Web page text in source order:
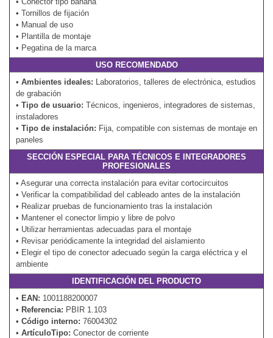
• Tornillos de fijación
• Manual de uso
• Plantilla de montaje
• Pegatina de la marca
USO RECOMENDADO
• Ambientes ideales: Laboratorios, talleres de electrónica, estudios
de grabación
• Tipo de usuario: Técnicos, ingenieros, integradores de sistemas,
instaladores
• Tipo de instalación: Fija, compatible con sistemas de montaje en
paneles
SECCIÓN ESPECIAL PARA TÉCNICOS E INTEGRADORES
PROFESIONALES
• Asegurar una correcta instalación para evitar cortocircuitos
• Verificar la compatibilidad del cableado antes de la instalación
• Realizar pruebas de funcionamiento tras la instalación
• Mantener el conector limpio y libre de polvo
• Utilizar herramientas adecuadas para el montaje
• Revisar periódicamente la integridad del aislamiento
• Elegir el tipo de conector adecuado según la carga eléctrica y el
ambiente
IDENTIFICACIÓN DEL PRODUCTO
• EAN: 1001188200007
• Referencia: PBIR 1.103
• Código interno: 76004302
• ArtículoTipo: Conector de corriente